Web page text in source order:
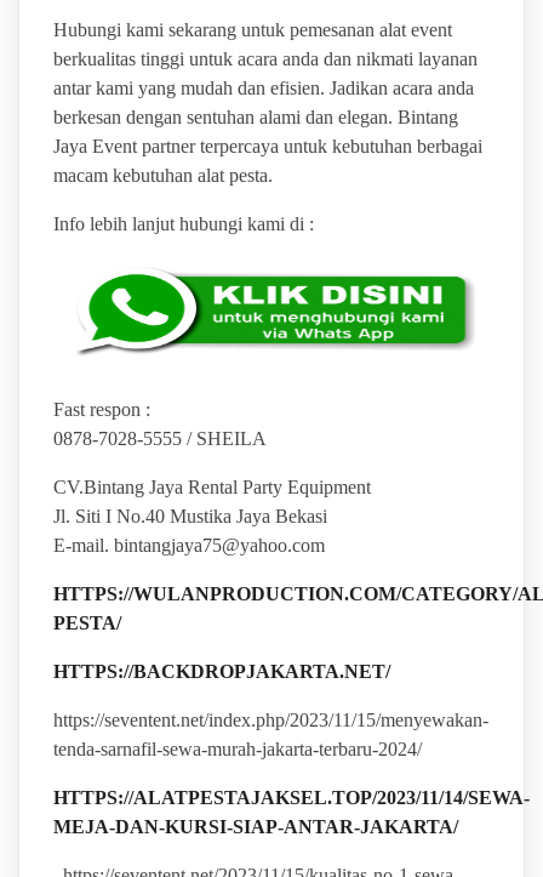
Hubungi kami sekarang untuk pemesanan alat event
berkualitas tinggi untuk acara anda dan nikmati layanan
antar kami yang mudah dan efisien. Jadikan acara anda
berkesan dengan sentuhan alami dan elegan. Bintang
Jaya Event partner terpercaya untuk kebutuhan berbagai
macam kebutuhan alat pesta.
Info lebih lanjut hubungi kami di :
Fast respon :
0878-7028-5555 / SHEILA
CV.Bintang Jaya Rental Party Equipment
Jl. Siti I No.40 Mustika Jaya Bekasi
E-mail. bintangjaya75@yahoo.com
HTTPS://WULANPRODUCTION.COM/CATEGORY/
PESTA/
HTTPS://BACKDROPJAKARTA.NET/
https://seventent.net/index.php/2023/11/15/menyewakan-
tenda-sarnafil-sewa-murah-jakarta-terbaru-2024/
HTTPS://ALATPESTAJAKSEL.TOP/2023/11/14/SEWA-
MEJA-DAN-KURSI-SIAP-ANTAR-JAKARTA/